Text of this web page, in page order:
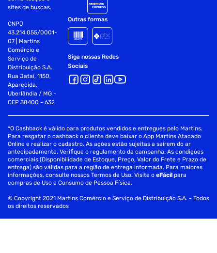
Ean: 7908458329045
Características Adicionais:
Ideal para cabelos cacheados e crespos.
O Condicionador nutre, desembaraça e combate o
ressecamento, garantindo brilho umidificado, vitalidade e
saúde aos fios.
Combinação entre os óleos de Coco, Argan, Karité,
profundas das fibras capilares, repondo seus nutrientes,
garantindo brilho e vitalidade.
Modo de Uso:
Aplique o produto no cabelo úmido e espalhe
uniformemente. Deixe agir entre 1 e 3 minutos. Enxágue
bem por toda a extensão dos fios.
sites de buscas.
CNPJ
43.214.055/0001-
07 | Martins
Comércio e
Serviço de
Distribuição S.A.
Rua Jataí, 1150,
Aparecida,
Uberlândia / MG -
CEP 38400 - 632
Outras formas
Siga nossas Redes
Sociais
*O Cashback é válido para produtos vendidos e entregues pelo Martins.
Para resgatar o cashback o cliente deve baixar o App Martins Atacado
Online e realizar o cadastro. As ações estão sujeitas a saírem do ar
antecipadamente. Verifique o regulamento da campanha. As condições
comerciais (Disponibilidade de Estoque, Preço, Valor do Frete e Prazo de
entrega) são válidas para a região de entrega informada. Para maiores
informações, consulte nossos Termos de Uso. Visite oeFácil para
compras de Uso e Consumo de Pessoa Física.
© Copyright 2021 Martins Comércio e Serviço de Distribuição S.A. - Todos
os direitos reservados